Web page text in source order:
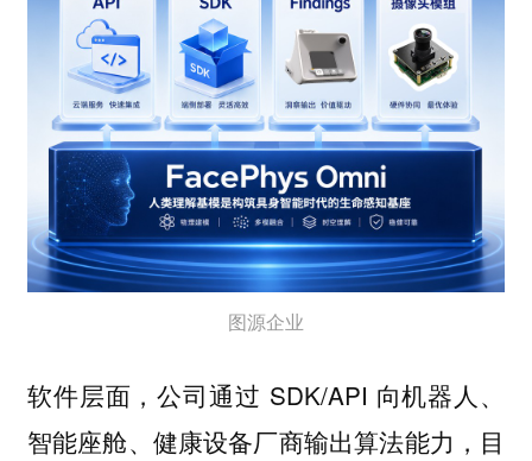
图源企业
软件层面，公司通过 SDK/API 向机器人、
智能座舱、健康设备厂商输出算法能力，目